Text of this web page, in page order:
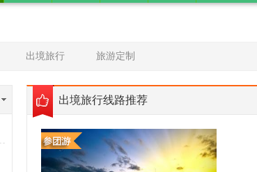
出境旅行 旅游定制
出境旅行线路推荐